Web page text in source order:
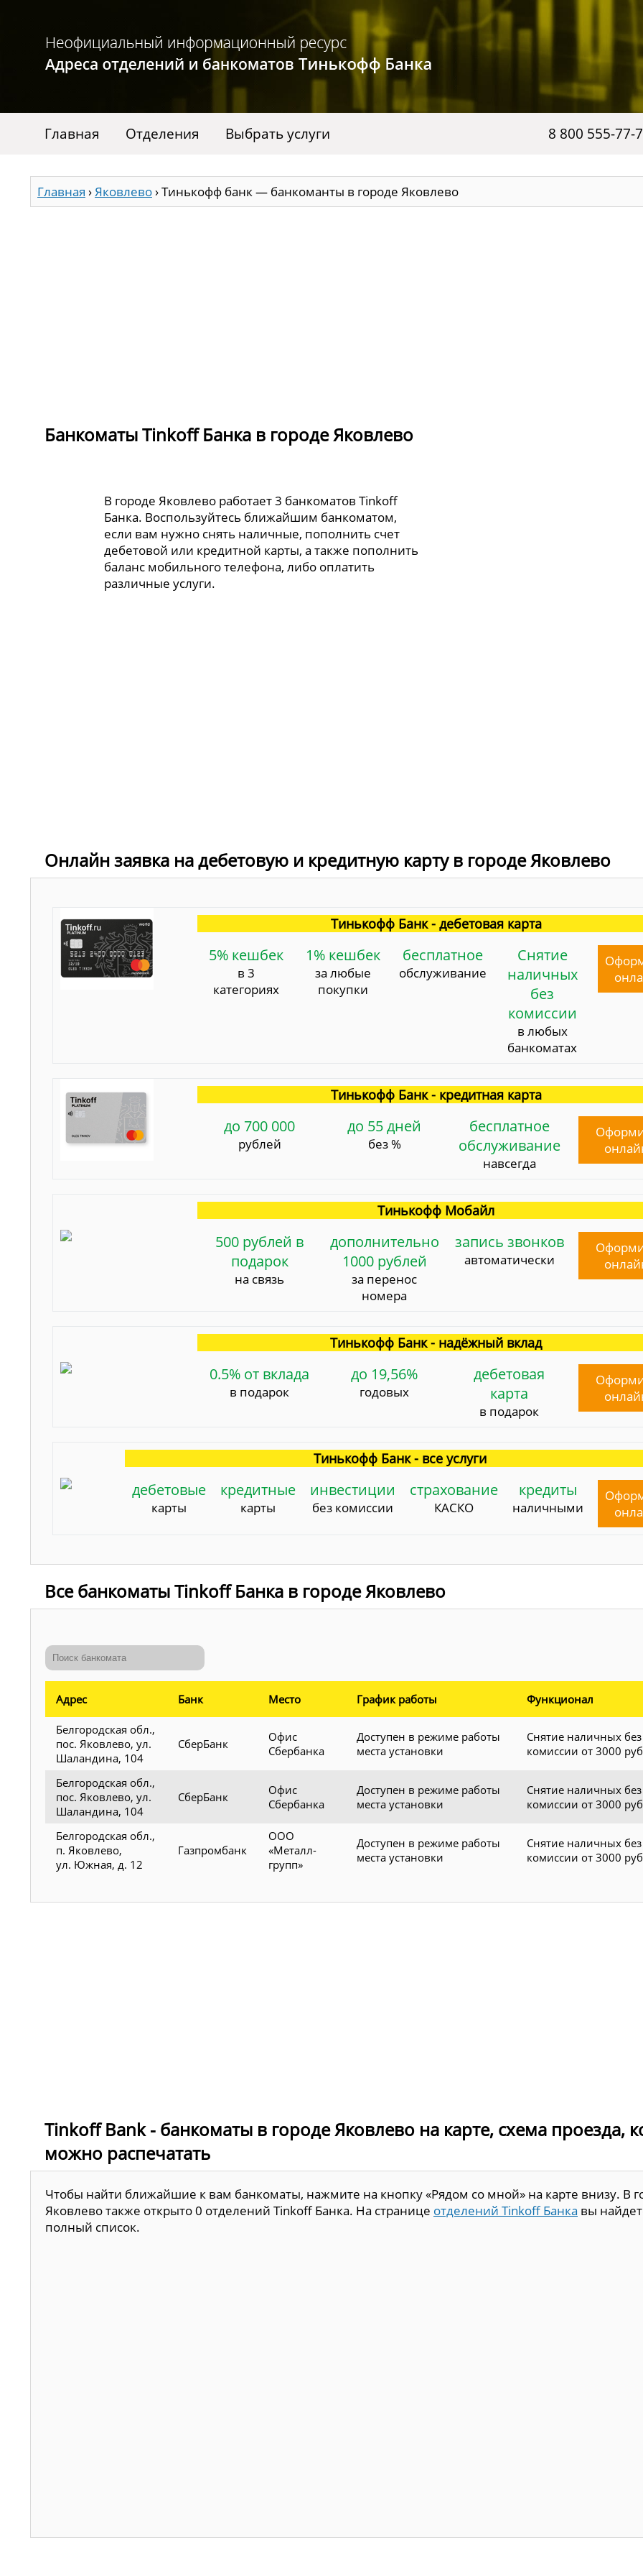
Главная Отделения Выбрать услуги 8 800 555-77-
Главная ›Яковлево›Тинькофф банк — банкоманты в городе Яковлево
Банкоматы Tinkoff Банка в городе Яковлево
В городе Яковлево работает 3 банкоматов Tinkoff
Банка. Воспользуйтесь ближайшим банкоматом,
если вам нужно снять наличные, пополнить счет
дебетовой или кредитной карты, а также пополнить
баланс мобильного телефона, либо оплатить
различные услуги.
Онлайн заявка на дебетовую и кредитную карту в городе Яковлево
Тинькофф Банк - дебетовая карта
5% кешбек
в 3
категориях
1% кешбек
за любые
покупки
бесплатное
обслуживание
Снятие
наличных
без
комиссии
в любых
банкоматах
Тинькофф Банк - кредитная карта
до 700 000
рублей
до 55 дней
без %
бесплатное
обслуживание
навсегда
Тинькофф Мобайл
500 рублей в
подарок
на связь
дополнительно
1000 рублей
за перенос
номера
запись звонков
автоматически
Тинькофф Банк - надёжный вклад
0.5% от вклада
в подарок
до 19,56%
годовых
дебетовая
карта
в подарок
Тинькофф Банк - все услуги
дебетовые
карты
кредитные
карты
инвестиции
без комиссии
страхование
КАСКО
кредиты
наличными
Все банкоматы Tinkoff Банка в городе Яковлево
Адрес Банк Место График работы Функционал
Белгородская обл.,
пос. Яковлево, ул.
Шаландина, 104
СберБанк
Офис
Сбербанка
Доступен в режиме работы
места установки
Снятие наличных без
комиссии от 3000
Белгородская обл.,
пос. Яковлево, ул.
Шаландина, 104
СберБанк
Офис
Сбербанка
Доступен в режиме работы
места установки
Снятие наличных без
комиссии от 3000
Белгородская обл.,
п. Яковлево,
ул. Южная, д. 12
Газпромбанк
ООО
«Металл-
групп»
Доступен в режиме работы
места установки
Снятие наличных без
комиссии от 3000
Tinkoff Bank - банкоматы в городе Яковлево на карте, схема проезда,
можно распечатать
Чтобы найти ближайшие к вам банкоматы, нажмите на кнопку «Рядом со мной» на карте внизу. В
Яковлево также открыто 0 отделений Tinkoff Банка. На странице отделений Tinkoff Банка вы
полный список.